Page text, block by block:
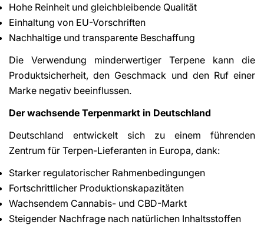
Hohe Reinheit und gleichbleibende Qualität
Einhaltung von EU-Vorschriften
Nachhaltige und transparente Beschaffung
Die Verwendung minderwertiger Terpene kann die
Produktsicherheit, den Geschmack und den Ruf einer
Marke negativ beeinflussen.
Der wachsende Terpenmarkt in Deutschland
Deutschland entwickelt sich zu einem führenden
Zentrum für Terpen-Lieferanten in Europa, dank:
Starker regulatorischer Rahmenbedingungen
Fortschrittlicher Produktionskapazitäten
Wachsendem Cannabis- und CBD-Markt
Steigender Nachfrage nach natürlichen Inhaltsstoffen